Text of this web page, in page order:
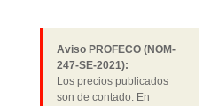
Aviso PROFECO (NOM-
247-SE-2021):
Los precios publicados
son de contado. En